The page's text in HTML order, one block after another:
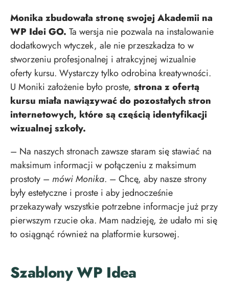
Monika zbudowała stronę swojej Akademii na
WP Idei GO. Ta wersja nie pozwala na instalowanie
dodatkowych wtyczek, ale nie przeszkadza to w
stworzeniu profesjonalnej i atrakcyjnej wizualnie
oferty kursu. Wystarczy tylko odrobina kreatywności.
U Moniki założenie było proste, strona z ofertą
kursu miała nawiązywać do pozostałych stron
internetowych, które są częścią identyfikacji
wizualnej szkoły.
– Na naszych stronach zawsze staram się stawiać na
maksimum informacji w połączeniu z maksimum
prostoty – mówi Monika. – Chcę, aby nasze strony
były estetyczne i proste i aby jednocześnie
przekazywały wszystkie potrzebne informacje już przy
pierwszym rzucie oka. Mam nadzieję, że udało mi się
to osiągnąć również na platformie kursowej.
Szablony WP Idea